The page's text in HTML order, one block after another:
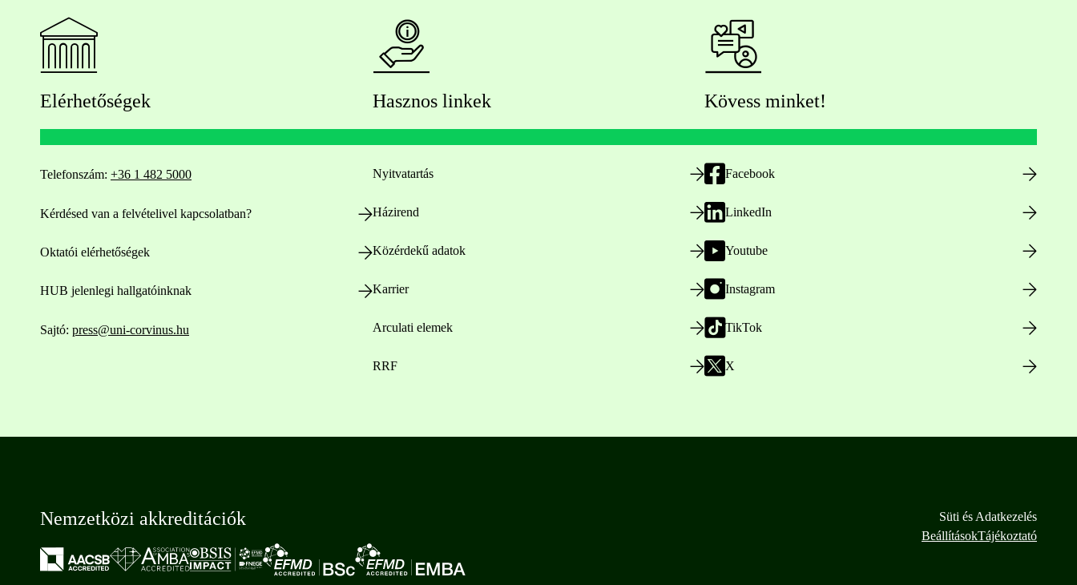
Elérhetőségek
Telefonszám: +36 1 482 5000
Kérdésed van a felvételivel kapcsolatban?
Oktatói elérhetőségek
HUB jelenlegi hallgatóinknak
Sajtó: press@uni-corvinus.hu
Hasznos linkek
Nyitvatartás
Házirend
Közérdekű adatok
Karrier
Arculati elemek
RRF
Kövess minket!
Facebook
LinkedIn
Youtube
Instagram
TikTok
X
Nemzetközi akkreditációk
Süti és Adatkezelés
BeállításokTájékoztató